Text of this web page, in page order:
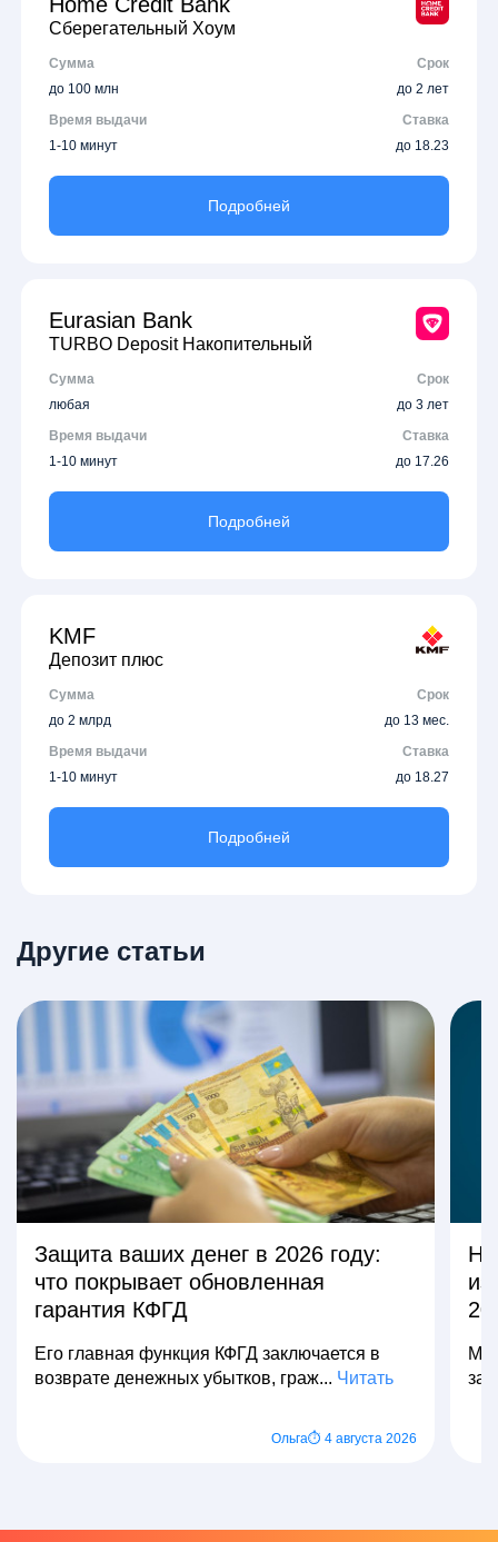
Сберегательный Хоум
Сумма
Срок
до 100 млн
до 2 лет
Время выдачи
Ставка
1-10 минут
до 18.23
Подробней
Eurasian Bank
TURBO Deposit Накопительный
Сумма
Срок
любая
до 3 лет
Время выдачи
Ставка
1-10 минут
до 17.26
Подробней
KMF
Депозит плюс
Сумма
Срок
до 2 млрд
до 13 мес.
Время выдачи
Ставка
1-10 минут
до 18.27
Подробней
Другие статьи
Защита ваших денег в 2026 году:
что покрывает обновленная
гарантия КФГД
Его главная функция КФГД заключается в
возврате денежных убытков, граж... Читать
Ольга⏱ 4 августа 2026